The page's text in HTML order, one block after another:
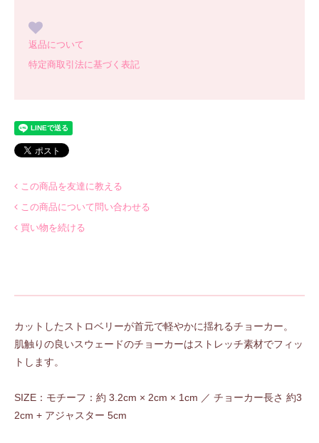
返品について
特定商取引法に基づく表記
この商品を友達に教える
この商品について問い合わせる
買い物を続ける
カットしたストロベリーが首元で軽やかに揺れるチョーカー。
肌触りの良いスウェードのチョーカーはストレッチ素材でフィッ
トします。
SIZE：モチーフ：約 3.2cm × 2cm × 1cm ／ チョーカー長さ 約3
2cm + アジャスター 5cm